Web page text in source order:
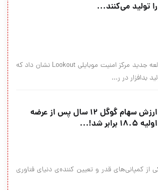
را تولید می‌کنند...
نتایج حاصل از مطالعه جدید مرکز امنیت موبایلی Lookout نشان داد که
ارزش سهام گوگل ۱۲ سال پس از عرضه
اولیه ۱۸.۵ برابر شد!...
از کمپانی‌های قدر و تعیین کننده‌ی دنیای فناوری